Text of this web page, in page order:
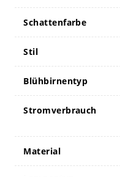
Schattenfarbe
Stil
Blühbirnentyp
Stromverbrauch
Material